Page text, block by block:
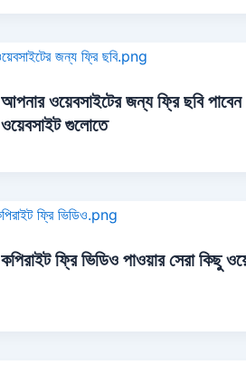
আপনার ওয়েবসাইটের জন্য ফ্রি ছবি পাবেন
ওয়েবসাইট গুলোতে
কপিরাইট ফ্রি ভিডিও পাওয়ার সেরা কিছু